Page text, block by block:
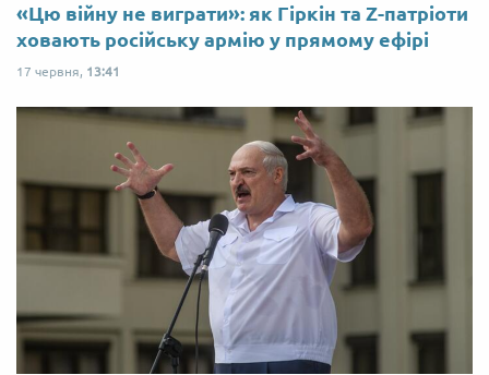
«Цю війну не виграти»: як Гіркін та Z-патріоти
ховають російську армію у прямому ефірі
17 червня, 13:41